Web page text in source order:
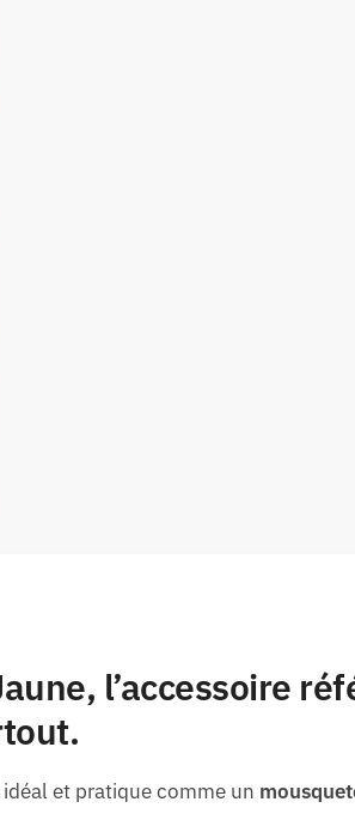
, l’accessoire
et pratique comme un